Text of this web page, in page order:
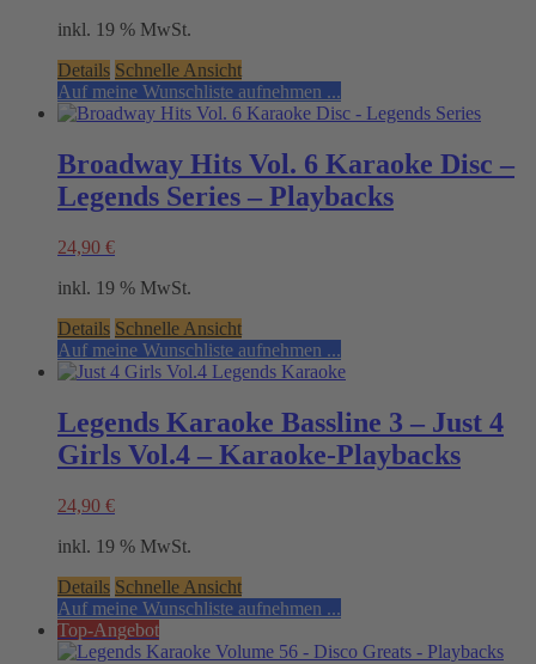
inkl. 19 % MwSt.
Details Schnelle Ansicht
Auf meine Wunschliste aufnehmen ...
Broadway Hits Vol. 6 Karaoke Disc –
Legends Series – Playbacks
24,90 €
inkl. 19 % MwSt.
Details Schnelle Ansicht
Auf meine Wunschliste aufnehmen ...
Legends Karaoke Bassline 3 – Just 4
Girls Vol.4 – Karaoke-Playbacks
24,90 €
inkl. 19 % MwSt.
Details Schnelle Ansicht
Auf meine Wunschliste aufnehmen ...
Top-Angebot